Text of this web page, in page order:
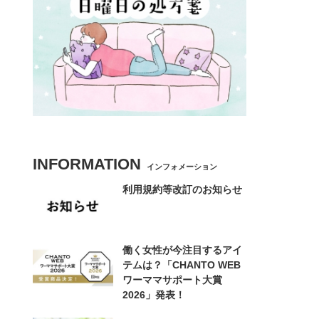
INFORMATION インフォメーション
利用規約等改訂のお知らせ
働く女性が今注目するアイ
テムは？「CHANTO WEB
ワーママサポート大賞
2026」発表！